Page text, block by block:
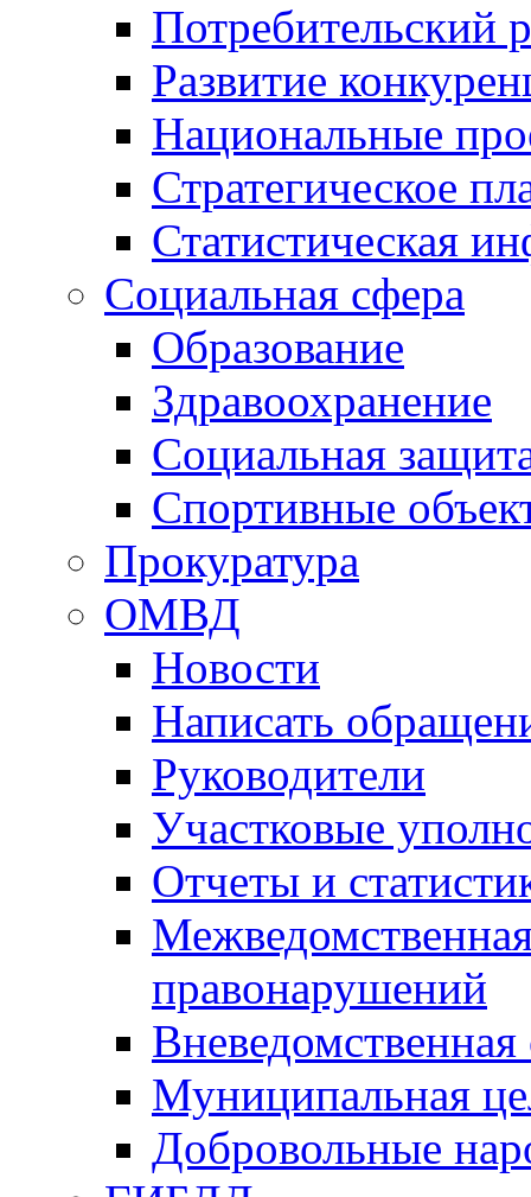
Потребительский
Развитие
Национальные
Стратегическое
Статистическая
Социальная сфера
Образование
Здравоохранение
Социальная
Спортивные
Прокуратура
ОМВД
Новости
Написать
Руководители
Участковые
Отчеты и
правонарушений
Вневедомственная
Муниципальная
Добровольные